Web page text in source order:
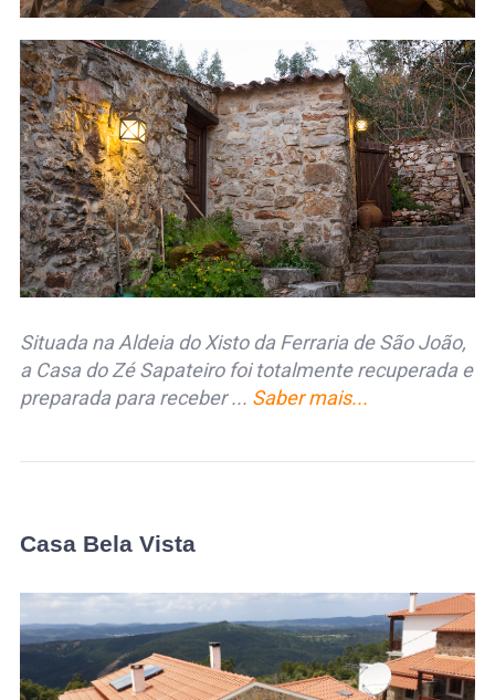
Situada na Aldeia do Xisto da Ferraria de São João,
a Casa do Zé Sapateiro foi totalmente recuperada e
preparada para receber ... Saber mais...
Casa Bela Vista